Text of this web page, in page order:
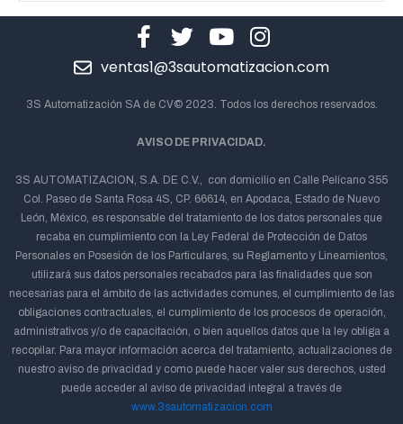
ventas1@3sautomatizacion.com
3S Automatización SA de CV© 2023. Todos los derechos reservados.
AVISO DE PRIVACIDAD.
3S AUTOMATIZACION, S.A. DE C.V., con domicilio en Calle Pelícano 355
Col. Paseo de Santa Rosa 4S, CP. 66614, en Apodaca, Estado de Nuevo
León, México, es responsable del tratamiento de los datos personales que
recaba en cumplimiento con la Ley Federal de Protección de Datos
Personales en Posesión de los Particulares, su Reglamento y Lineamientos,
utilizará sus datos personales recabados para las finalidades que son
necesarias para el ámbito de las actividades comunes, el cumplimiento de las
obligaciones contractuales, el cumplimiento de los procesos de operación,
administrativos y/o de capacitación, o bien aquellos datos que la ley obliga a
recopilar. Para mayor información acerca del tratamiento, actualizaciones de
nuestro aviso de privacidad y como puede hacer valer sus derechos, usted
puede acceder al aviso de privacidad integral a través de
www.3sautomatizacion.com